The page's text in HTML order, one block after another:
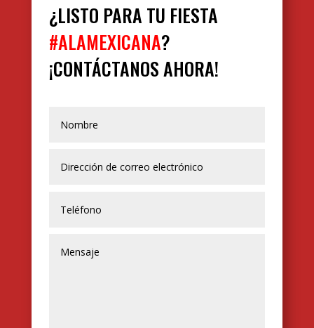
¿LISTO PARA TU FIESTA
#ALAMEXICANA?
¡CONTÁCTANOS AHORA!